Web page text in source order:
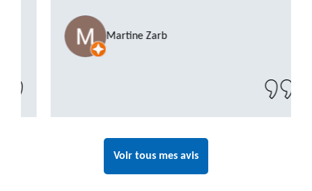
compter sur M. GOT. Très content de la
prestation, a recommander sans problème"
Martine Zarb
Voir tous mes avis